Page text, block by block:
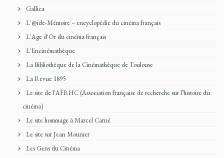
Gallica
L'@ide-Mémoire – encyclopédie du cinéma français
L'Age d'Or du cinéma français
L'Encinémathèque
La Bibliothèque de la Cinémathèque de Toulouse
La Revue 1895
Le site de l'AFRHC (Association française de recherche sur l’histoire du
cinéma)
Le site hommage à Marcel Carné
Le site sur Jean Mounier
Les Gens du Cinéma